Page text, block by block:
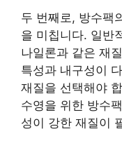
두 번째로, 방수팩
을 미칩니다. 일반
나일론과 같은 재
특성과 내구성이
재질을 선택해야
수영을 위한 방수
성이 강한 재질이